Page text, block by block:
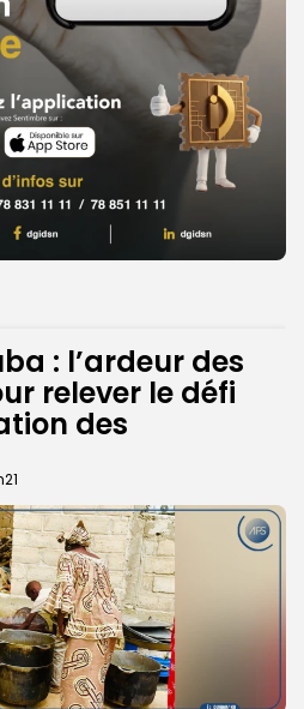
: l’ardeur des
relever le défi
des